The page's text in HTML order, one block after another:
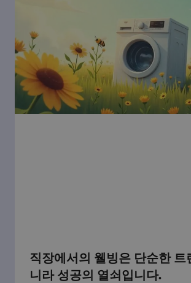
직장에서의 웰빙은 단순한 트
니라 성공의 열쇠입니다.